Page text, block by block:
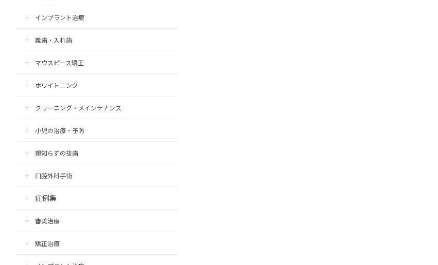
インプラント治療
義歯・入れ歯
マウスピース矯正
ホワイトニング
クリーニング・メインテナンス
小児の治療・予防
親知らずの抜歯
口腔外科手術
症例集
審美治療
矯正治療